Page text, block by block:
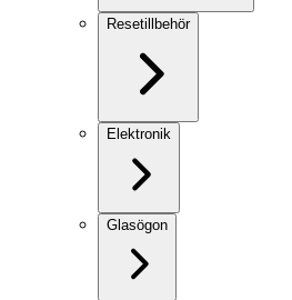
Resetillbehör
Elektronik
Glasögon